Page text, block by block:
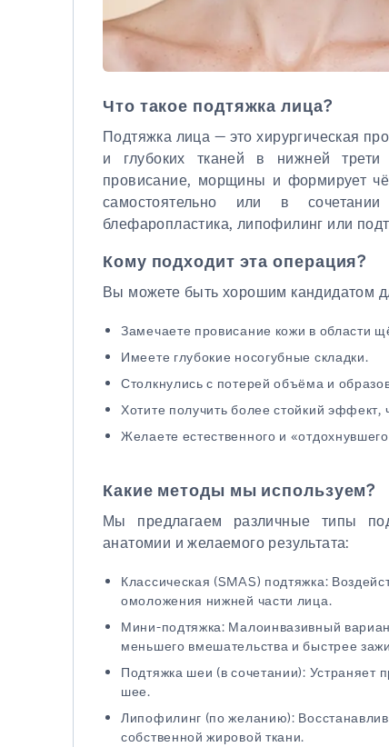
Что такое подтяжка лица?
Подтяжка лица — это хирургическая
и глубоких тканей в нижней
провисание, морщины и формирует
самостоятельно или в
блефаропластика, липофилинг или
Кому подходит эта операция?
Вы можете быть хорошим кандидатом
Замечаете провисание кожи в области
Имеете глубокие носогубные складки.
Столкнулись с потерей объёма и
Хотите получить более стойкий
Желаете естественного и
Какие методы мы используем?
Мы предлагаем различные типы
анатомии и желаемого результата:
Классическая (SMAS) подтяжка:
омоложения нижней части лица.
Мини-подтяжка: Малоинвазивный
меньшего вмешательства и быстрее
Подтяжка шеи (в сочетании): Устраняет
шее.
Липофилинг (по желанию):
собственной жировой ткани.